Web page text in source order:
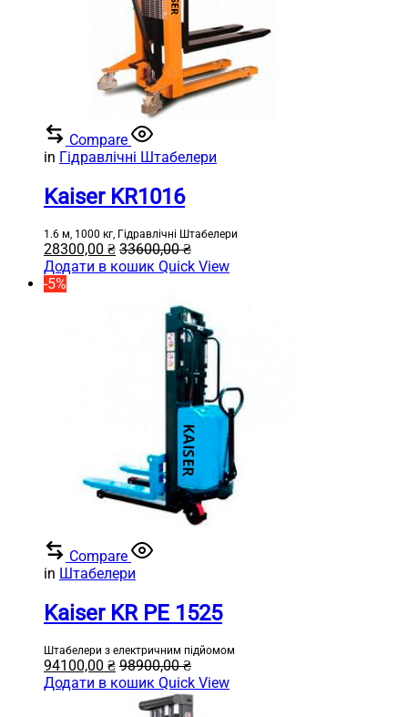
Compare
in Гідравлічні Штабелери
Kaiser KR1016
1.6 м, 1000 кг, Гідравлічні Штабелери
28300,00 ₴ 33600,00₴
Додати в кошик Quick View
-5%
Compare
in Штабелери
Kaiser KR PE 1525
Штабелери з електричним підйомом
94100,00 ₴ 98900,00₴
Додати в кошик Quick View